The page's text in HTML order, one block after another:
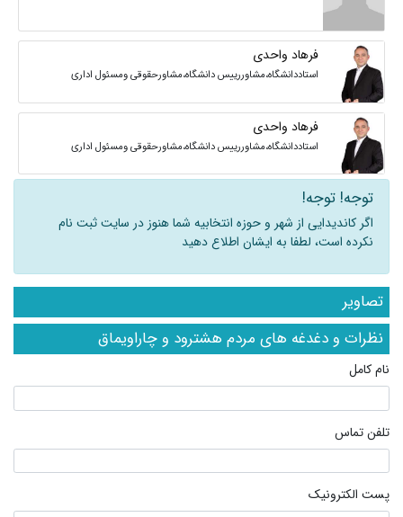
فرهاد واحدی
استاددانشگاه،مشاوررییس دانشگاه،مشاورحقوقی ومسئول اداری
فرهاد واحدی
استاددانشگاه،مشاوررییس دانشگاه،مشاورحقوقی ومسئول اداری
توجه! توجه!
اگر کاندیدایی از شهر و حوزه انتخابیه شما هنوز در سایت ثبت نام
نکرده است، لطفا به ایشان اطلاع دهید
تصاویر
نظرات و دغدغه های مردم هشترود و چاراویماق
نام کامل
تلفن تماس
پست الکترونیک